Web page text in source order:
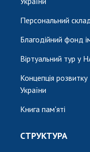
Персональний
Благодійний фонд
Віртуальний тур у
Концепція
України
Книга пам'яті
СТРУКТУРА